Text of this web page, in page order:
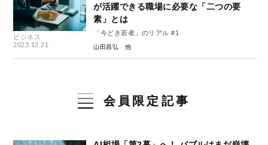
ビジネス
2023.12.21
が活躍できる職場に必要な「二つの要
素」とは
「今どき若者」のリアル #1
山田昌弘
会員限定記事